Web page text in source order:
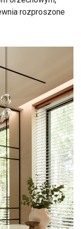
rozproszone